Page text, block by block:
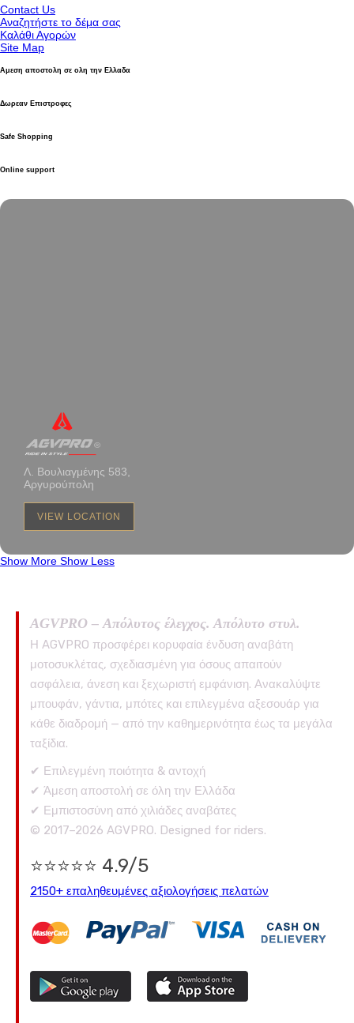
Contact Us
Αναζητήστε το δέμα σας
Καλάθι Αγορών
Site Map
Αμεση αποστολη σε ολη την Ελλαδα
Δωρεαν Επιστροφες
Safe Shopping
Online support
Λ. Βουλιαγμένης 583,
Αργυρούπολη
VIEW LOCATION
Show More Show Less
AGVPRO – Απόλυτος έλεγχος. Απόλυτο στυλ.
Η AGVPRO προσφέρει κορυφαία ένδυση αναβάτη
μοτοσυκλέτας, σχεδιασμένη για όσους απαιτούν
ασφάλεια, άνεση και ξεχωριστή εμφάνιση. Ανακαλύψτε
μπουφάν, γάντια, μπότες και επιλεγμένα αξεσουάρ για
κάθε διαδρομή — από την καθημερινότητα έως τα μεγάλα
ταξίδια.
✔ Επιλεγμένη ποιότητα & αντοχή
✔ Άμεση αποστολή σε όλη την Ελλάδα
✔ Εμπιστοσύνη από χιλιάδες αναβάτες
© 2017–2026 AGVPRO. Designed for riders.
⭐⭐⭐⭐⭐ 4.9/5
2150+ επαληθευμένες αξιολογήσεις πελατών